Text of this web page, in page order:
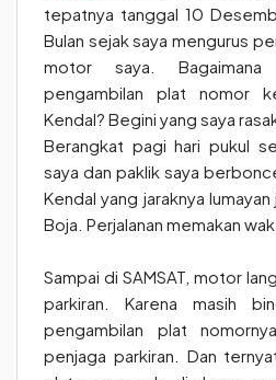
tepatnya tanggal 10
Bulan sejak saya mengurus
motor saya. Bagaimana
pengambilan plat nomor
Kendal? Begini yang saya
Berangkat pagi hari pukul
saya dan paklik saya
Kendal yang jaraknya
Boja. Perjalanan memakan
Sampai di SAMSAT, motor
parkiran. Karena masih
pengambilan plat
penjaga parkiran. Dan